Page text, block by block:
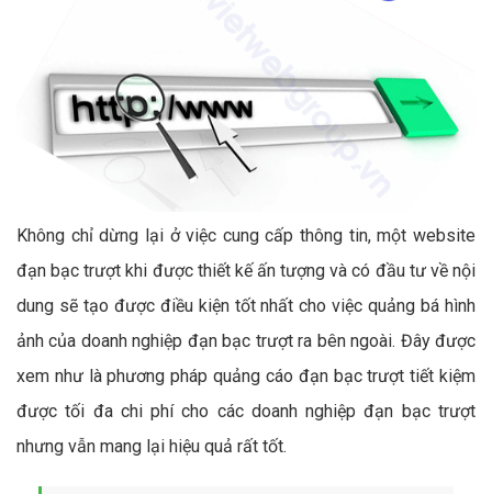
Không chỉ dừng lại ở việc cung cấp thông tin, một website
đạn bạc trượt khi được thiết kế ấn tượng và có đầu tư về nội
dung sẽ tạo được điều kiện tốt nhất cho việc quảng bá hình
ảnh của doanh nghiệp đạn bạc trượt ra bên ngoài. Đây được
xem như là phương pháp quảng cáo đạn bạc trượt tiết kiệm
được tối đa chi phí cho các doanh nghiệp đạn bạc trượt
nhưng vẫn mang lại hiệu quả rất tốt.